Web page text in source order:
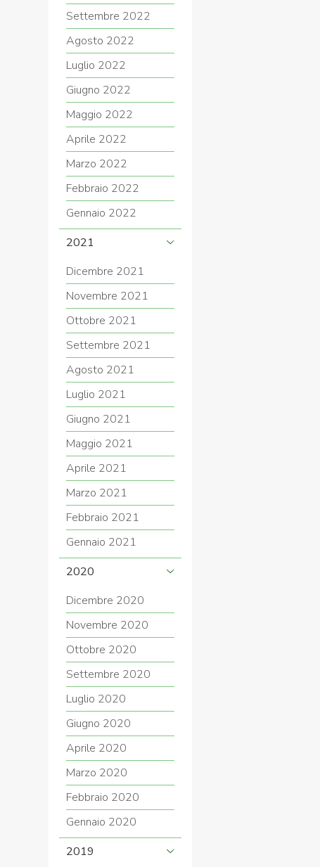
Settembre 2022
Agosto 2022
Luglio 2022
Giugno 2022
Maggio 2022
Aprile 2022
Marzo 2022
Febbraio 2022
Gennaio 2022
2021
Dicembre 2021
Novembre 2021
Ottobre 2021
Settembre 2021
Agosto 2021
Luglio 2021
Giugno 2021
Maggio 2021
Aprile 2021
Marzo 2021
Febbraio 2021
Gennaio 2021
2020
Dicembre 2020
Novembre 2020
Ottobre 2020
Settembre 2020
Luglio 2020
Giugno 2020
Aprile 2020
Marzo 2020
Febbraio 2020
Gennaio 2020
2019